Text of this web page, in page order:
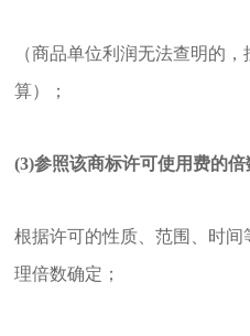
（商品单位利润无法查明的
算）；
(3)参照该商标许可使用费的
根据许可的性质、范围、时
理倍数确定；